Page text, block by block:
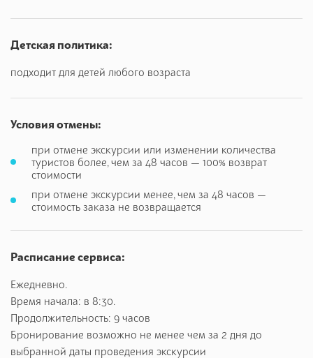
Интересные факты:
* в древности греки строили возле термальных источников
асклепии, храмы-госпитали;
* Гиппократ изучал свойства термальных вод и их влияние
* в Эдессе расположен уникальный «музей воды» под
Детская политика:
подходит для детей любого возраста
Условия отмены:
при отмене экскурсии или изменении количества
туристов более, чем за 48 часов — 100% возврат
стоимости
при отмене экскурсии менее, чем за 48 часов —
стоимость заказа не возвращается
Расписание сервиса:
Ежедневно.
Время начала: в 8:30.
Продолжительность: 9 часов
Бронирование возможно не менее чем за 2 дня до
выбранной даты проведения экскурсии